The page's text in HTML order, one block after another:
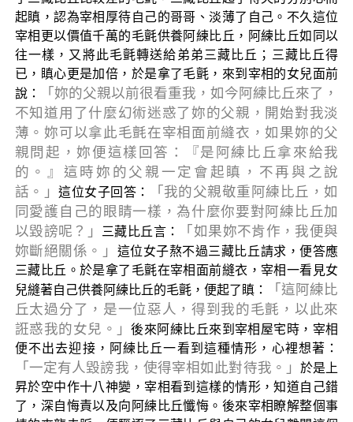
起瞋，認為宰相厚待自己的哥哥、淡薄了自己。不久這位
宰相更以價值千萬的毛氈供養阿練比丘，阿練比丘如同以
往一樣，又將此毛氈轉送給弟弟三藏比丘；三藏比丘得
已，瞋心更是加倍，於是拿了毛氈，來到宰相的女兒面前
說：
「妳的父親以前很看重我，如今阿練比丘來了，
不知道用了什麼幻術迷惑了妳的父親，開始對我淡
薄。妳可以拿此毛氈在宰相面前縫衣，如果妳的父
親問起，妳便這樣回答：『是阿練比丘拿來給我
的。』這時妳的父親一定會起瞋，不再與之說
話。」這位女子回答：
「我的父親敬重阿練比丘，如
同愛護自己的眼睛一樣，為什麼你要對阿練比丘加
以毀謗呢？」
三藏比丘言：
「如果妳不肯作，我便與
妳斷絕關係。」
這位女子熬不過三藏比丘請求，便答應
三藏比丘。於是拿了毛氈在宰相面前縫衣，宰相一看見女
兒縫著自己供養阿練比丘的毛氈，便起了瞋：
「這阿練比
丘太過分了，是一位惡人，得到我的毛氈，以此來
誑惑我的女兒。」後來阿練比丘來到宰相屋宅時，宰相
便不出去迎接，阿練比丘一看到這種情形，心裡想著：
「一定有人毀謗我，使得宰相如此對待我。」 於是上
昇於空中作十八神變，宰相看到這樣的情形，知道自己錯
了，深自悔責以及向阿練比丘懺悔。後來宰相瞭解整個事